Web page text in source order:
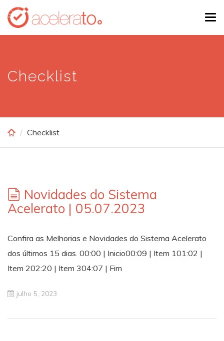
Skip
main
Checklist
Checklist
Novidades do Sistema
Acelerato | 05.07.2023
Confira as Melhorias e Novidades do Sistema Acelerato
dos últimos 15 dias. 00:00 | Inicio00:09 | Item 101:02 |
Item 202:20 | Item 304:07 | Fim
julho 5, 2023